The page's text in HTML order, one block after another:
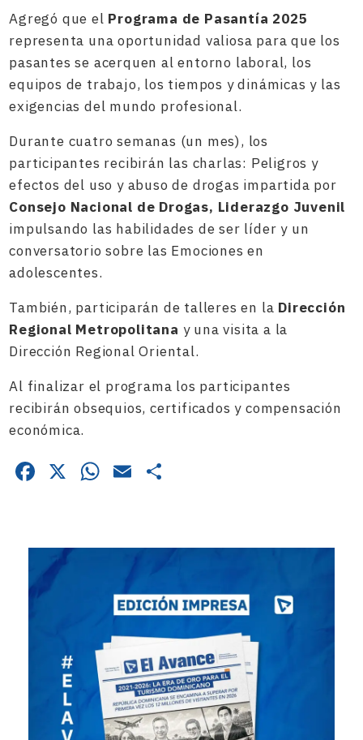
Agregó que el Programa de Pasantía 2025
representa una oportunidad valiosa para que los
pasantes se acerquen al entorno laboral, los
equipos de trabajo, los tiempos y dinámicas y las
exigencias del mundo profesional.
Durante cuatro semanas (un mes), los
participantes recibirán las charlas: Peligros y
efectos del uso y abuso de drogas impartida por
Consejo Nacional de Drogas, Liderazgo Juvenil
impulsando las habilidades de ser líder y un
conversatorio sobre las Emociones en
adolescentes.
También, participarán de talleres en la Dirección
Regional Metropolitana y una visita a la
Dirección Regional Oriental.
Al finalizar el programa los participantes
recibirán obsequios, certificados y compensación
económica.
Facebook
X WhatsApp
Email